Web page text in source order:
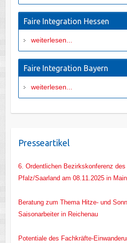
Faire Integration Hessen
weiterlesen...
Faire Integration Bayern
weiterlesen...
Presseartikel
6. Ordentlichen Bezirkskonferenz des
Pfalz/Saarland am 08.11.2025 in
Beratung zum Thema Hitze- und
Saisonarbeiter in Reichenau
Potentiale des Fachkräfte-